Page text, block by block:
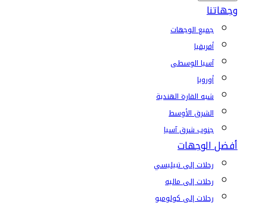
وجهاتنا
جميع الوجهات
أفريقيا
آسيا الوسطى
أوروبا
شبه القارة الهندية
الشرق الأوسط
جنوب شرق آسيا
أفضل الوجهات
رحلات إلى تبيليسي
رحلات إلى ماليه
رحلات إلى كولومبو